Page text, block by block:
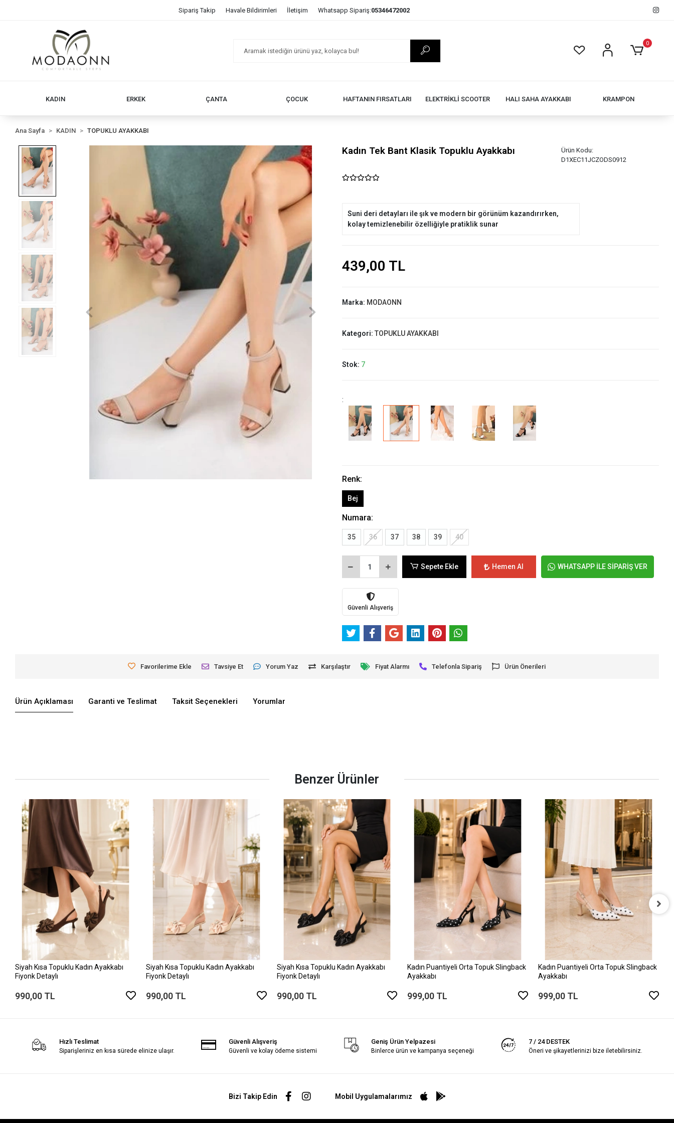
Sipariş Takip Havale Bildirimleri İletişim Whatsapp Sipariş:05346472002
0
KADIN ERKEK ÇANTA ÇOCUK HAFTANIN FIRSATLARI ELEKTRİKLİ SCOOTER HALI SAHA AYAKKABI KRAMPON
Ana Sayfa KADIN TOPUKLU AYAKKABI
Kadın Tek Bant Klasik Topuklu Ayakkabı
Ürün Kodu:
D1XEC11JCZODS0912
Suni deri detayları ile şık ve modern bir görünüm kazandırırken,
kolay temizlenebilir özelliğiyle pratiklik sunar
439,00 TL
Marka: MODAONN
Kategori: TOPUKLU AYAKKABI
Stok: 7
:
Renk:
Bej
Numara:
35 36 37 38 39 40
Sepete Ekle Hemen Al WHATSAPP İLE SİPARİŞ VER
Güvenli Alışveriş
Favorilerime Ekle Tavsiye Et Yorum Yaz Karşılaştır Fiyat Alarmı Telefonla Sipariş Ürün Önerileri
Ürün Açıklaması Garanti ve Teslimat Taksit Seçenekleri Yorumlar
Benzer Ürünler
Siyah Kısa Topuklu Kadın Ayakkabı
Fiyonk Detaylı
990,00 TL
Siyah Kısa Topuklu Kadın Ayakkabı
Fiyonk Detaylı
990,00 TL
Siyah Kısa Topuklu Kadın Ayakkabı
Fiyonk Detaylı
990,00 TL
Kadın Puantiyeli Orta Topuk Slingback
Ayakkabı
999,00 TL
Kadın Puantiyeli Orta Topuk Slingback
Ayakkabı
999,00 TL
Hızlı Teslimat
Siparişleriniz en kısa sürede elinize ulaşır.
Güvenli Alışveriş
Güvenli ve kolay ödeme sistemi
Geniş Ürün Yelpazesi
Binlerce ürün ve kampanya seçeneği
7 / 24 DESTEK
Öneri ve şikayetlerinizi bize iletebilirsiniz.
Bizi Takip Edin Mobil Uygulamalarımız